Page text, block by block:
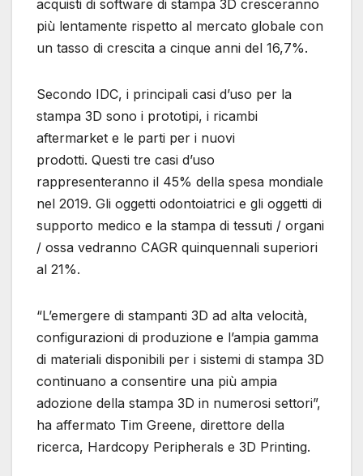
acquisti di software di stampa 3D cresceranno
più lentamente rispetto al mercato globale con
un tasso di crescita a cinque anni del 16,7%.
Secondo IDC, i principali casi d’uso per la
stampa 3D sono i prototipi, i ricambi
aftermarket e le parti per i nuovi
prodotti. Questi tre casi d’uso
rappresenteranno il 45% della spesa mondiale
nel 2019. Gli oggetti odontoiatrici e gli oggetti di
supporto medico e la stampa di tessuti / organi
/ ossa vedranno CAGR quinquennali superiori
al 21%.
“L’emergere di stampanti 3D ad alta velocità,
configurazioni di produzione e l’ampia gamma
di materiali disponibili per i sistemi di stampa 3D
continuano a consentire una più ampia
adozione della stampa 3D in numerosi settori”,
ha affermato Tim Greene, direttore della
ricerca, Hardcopy Peripherals e 3D Printing.